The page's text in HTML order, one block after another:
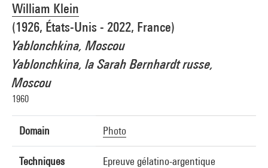
William Klein
(1926, États-Unis - 2022, France)
Yablonchkina, Moscou
Yablonchkina, la Sarah Bernhardt russe,
Moscou
1960
Domain Photo
Techniques Epreuve gélatino-argentique
Photo credits : Centre Pompidou, MNAM-CCI/Hélène Mauri/Dist. GrandPalaisRmn
Image reference : 4Y07305
Image presentation :GrandPalaisRmnPhoto